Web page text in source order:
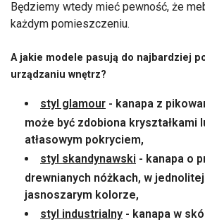
Będziemy wtedy mieć pewność, że
każdym pomieszczeniu.
A jakie modele pasują do najbardziej
urządzaniu wnętrz?
styl glamour - kanapa z
może być zdobiona kryształkami
atłasowym pokryciem,
styl skandynawski - kanapa o
drewnianych nóżkach, w
jasnoszarym kolorze,
styl industrialny - kanapa w